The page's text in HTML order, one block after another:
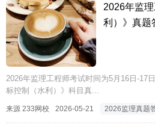
2026年监
利）》真题
2026年监理工程师考试时间为5月16日-17
标控制（水利）》科目真...
来源 233网校 2026-05-21 2026监理真题